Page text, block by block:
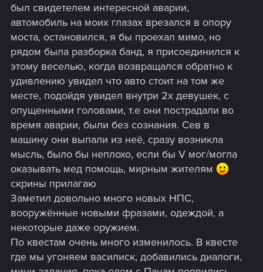
был свидетелем интересной аварии,
автомобиль на моих глазах врезался в опору
моста, остановился, я бы проехал мимо, но
рядом была разборка банд, я присоединился к
этому веселью, когда возвращался обратно к
удивлению увидел что авто стоит на том же
месте, подойдя увидел внутри 2х девушек, с
опущенными головами, т.е они пострадали во
время аварии, были без сознания. Сев в
машину они выпали из неё, сразу возникла
мысль, было бы неплохо, если бы V мог/могла
оказывать мед помощь, мирным жителям
скрины прилагаю
Заметил довольно много новых НПС,
вооружённые новыми фразами, одеждой, а
некоторые даже оружием.
По квестам очень много изменилось. В квесте
где мы угоняем василиск, добавились диалоги,